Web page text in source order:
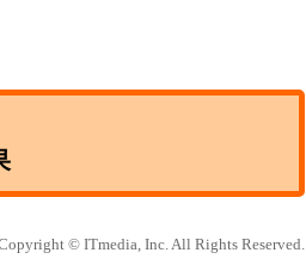
© ITmedia, Inc. All Rights Reserved.